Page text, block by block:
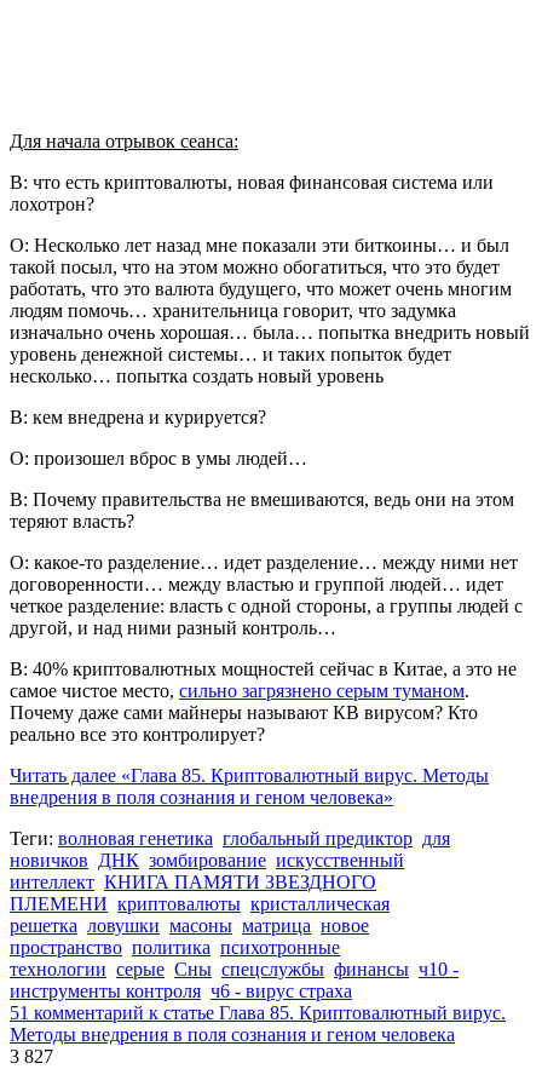
Для начала отрывок сеанса:
В: что есть криптовалюты, новая финансовая система или
лохотрон?
О: Несколько лет назад мне показали эти биткоины… и был
такой посыл, что на этом можно обогатиться, что это будет
работать, что это валюта будущего, что может очень многим
людям помочь… хранительница говорит, что задумка
изначально очень хорошая… была… попытка внедрить новый
уровень денежной системы… и таких попыток будет
несколько… попытка создать новый уровень
В: кем внедрена и курируется?
О: произошел вброс в умы людей…
В: Почему правительства не вмешиваются, ведь они на этом
теряют власть?
О: какое-то разделение… идет разделение… между ними нет
договоренности… между властью и группой людей… идет
четкое разделение: власть с одной стороны, а группы людей с
другой, и над ними разный контроль…
В: 40% криптовалютных мощностей сейчас в Китае, а это не
самое чистое место, сильно загрязнено серым туманом.
Почему даже сами майнеры называют КВ вирусом? Кто
реально все это контролирует?
Читать далее «Глава 85. Криптовалютный вирус. Методы
внедрения в поля сознания и геном человека»
Теги: волновая генетика глобальный предиктор для
новичков ДНК зомбирование искусственный
интеллект КНИГА ПАМЯТИ ЗВЕЗДНОГО
ПЛЕМЕНИ криптовалюты кристаллическая
решетка ловушки масоны матрица новое
пространство политика психотронные
технологии серые Сны спецслужбы финансы ч10 -
инструменты контроля ч6 - вирус страха
51 комментарий к статье Глава 85. Криптовалютный вирус.
Методы внедрения в поля сознания и геном человека
3 827